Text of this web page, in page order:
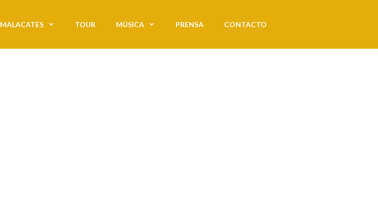
MALACATES TOUR MÚSICA PRENSA CONTACTO